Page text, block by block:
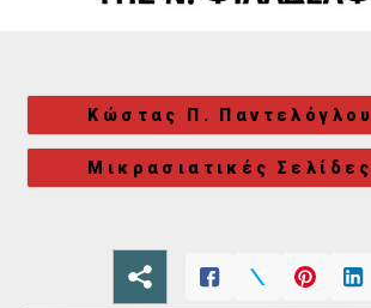
Κώστας Π. Παντελόγλου
Μικρασιατικές Σελίδες